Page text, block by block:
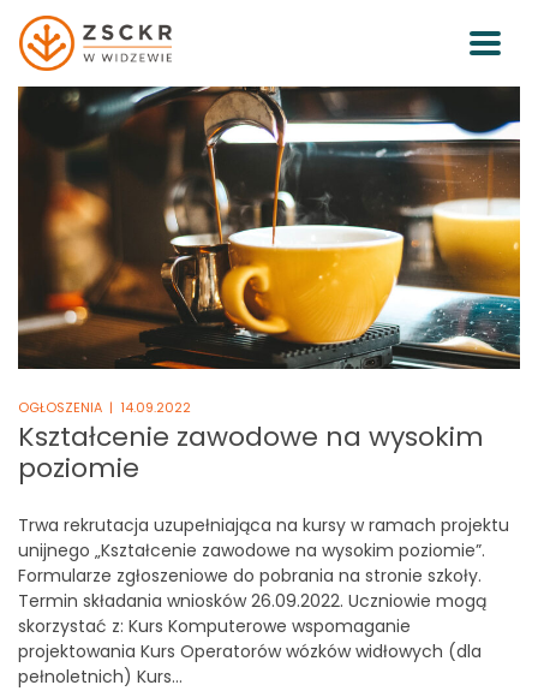
OGŁOSZENIA | 14.09.2022
Kształcenie zawodowe na wysokim
poziomie
Trwa rekrutacja uzupełniająca na kursy w ramach projektu
unijnego „Kształcenie zawodowe na wysokim poziomie”.
Formularze zgłoszeniowe do pobrania na stronie szkoły.
Termin składania wniosków 26.09.2022. Uczniowie mogą
skorzystać z: Kurs Komputerowe wspomaganie
projektowania Kurs Operatorów wózków widłowych (dla
pełnoletnich) Kurs…